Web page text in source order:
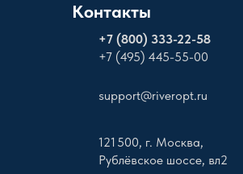
Контакты
+7 (800) 333-22-58
+7 (495) 445-55-00
support@riveropt.ru
121 500, г. Москва,
Рублёвское шоссе, вл2